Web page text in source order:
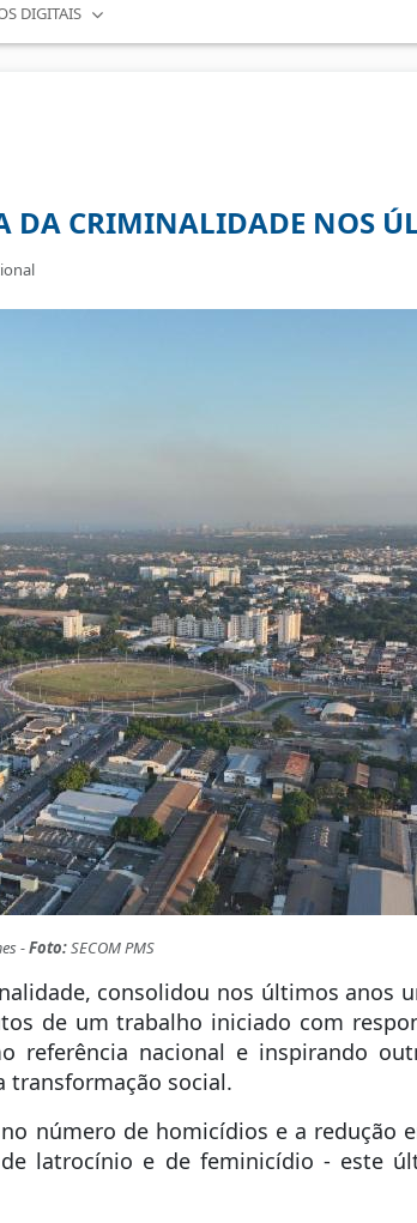
DIGITAIS
DA CRIMINALIDADE NOS
-Foto:SECOM PMS
consolidou nos últimos anos
de um trabalho iniciado com
referência nacional e inspirando
transformação social.
número de homicídios e a redução
latrocínio e de feminicídio - este